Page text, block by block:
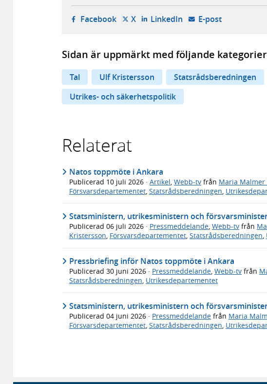
Facebook- öppnas i ny flik, extern webbplats,
X- öppnas i ny flik, extern webbplats,
LinkedIn- öppnas i ny flik,
E-post- öppnar
Sidan är uppmärkt med följande
Tal Ulf Kristersson Statsrådsberedningen
Utrikes- och säkerhetspolitik
Relaterat
Natos toppmöte i Ankara
Publicerad 10 juli 2026 · Artikel Webb-tv från Maria Malmer
Försvarsdepartementet Statsrådsberedningen
Statsministern, utrikesministern och
Publicerad 06 juli 2026 · Pressmeddelande, Webb-tv från
Kristersson, Försvarsdepartementet, Statsrådsberedningen,
Pressbriefing inför Natos toppmöte i Ankara
Publicerad 30 juni 2026 · Pressmeddelande, Webb-tv från
Statsrådsberedningen, Utrikesdepartementet
Statsministern, utrikesministern och
Publicerad 04 juni 2026 · Pressmeddelande från Maria
Försvarsdepartementet Statsrådsberedningen